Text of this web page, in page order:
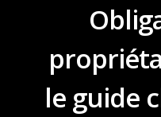
le guide